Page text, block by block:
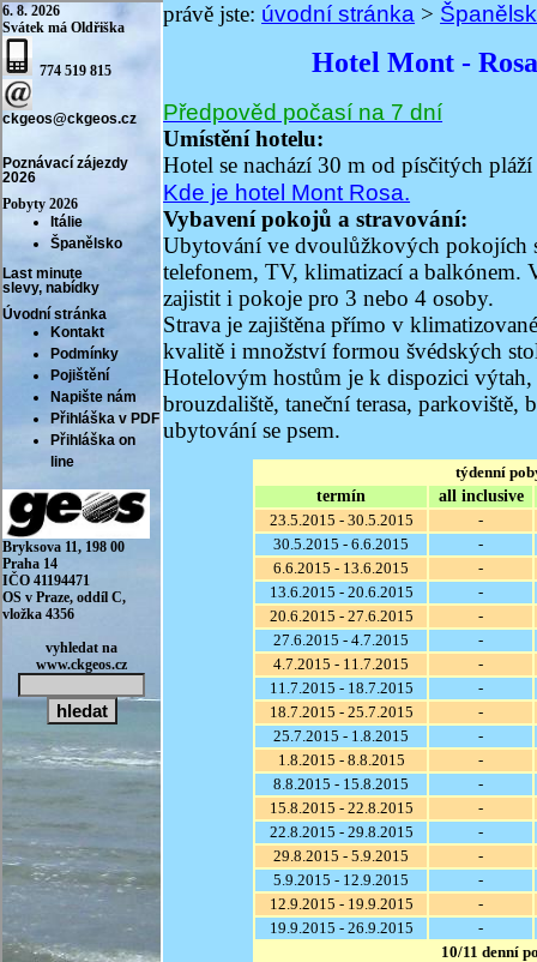
právě jste: úvodní stránka >
Hotel Mont -
Předpověd počasí na 7 dní
Umístění hotelu:
Hotel se nachází 30 m od písčitých
Kde je hotel Mont Rosa.
Vybavení pokojů a stravování:
Ubytování ve dvoulůžkových pokojích
telefonem, TV, klimatizací a balkónem.
zajistit i pokoje pro 3 nebo 4 osoby.
Strava je zajištěna přímo v
kvalitě i množství formou švédských
Hotelovým hostům je k dispozici výtah,
brouzdaliště, taneční terasa, parkoviště,
ubytování se psem.
týdenní
termín
all inclusive
23.5.2015 - 30.5.2015
-
30.5.2015 - 6.6.2015
-
6.6.2015 - 13.6.2015
-
13.6.2015 - 20.6.2015
-
20.6.2015 - 27.6.2015
-
27.6.2015 - 4.7.2015
-
4.7.2015 - 11.7.2015
-
11.7.2015 - 18.7.2015
-
18.7.2015 - 25.7.2015
-
25.7.2015 - 1.8.2015
-
1.8.2015 - 8.8.2015
-
8.8.2015 - 15.8.2015
-
15.8.2015 - 22.8.2015
-
22.8.2015 - 29.8.2015
-
29.8.2015 - 5.9.2015
-
5.9.2015 - 12.9.2015
-
12.9.2015 - 19.9.2015
-
19.9.2015 - 26.9.2015
-
10/11 denní